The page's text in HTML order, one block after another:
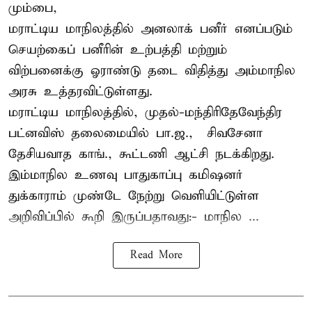
மும்பை,
மராட்டிய மாநிலத்தில் அனலாக் பனீர் எனப்படும்
செயற்கைப் பனீரின் உற்பத்தி மற்றும்
விற்பனைக்கு ஓராண்டு தடை விதித்து அம்மாநில
அரசு உத்தரவிட்டுள்ளது.
மராட்டிய மாநிலத்தில், முதல்-மந்திரிதேவேந்திர
பட்னவிஸ் தலைமையில் பா.ஜ., – சிவசேனா –
தேசியவாத காங்., கூட்டணி ஆட்சி நடக்கிறது.
இம்மாநில உணவு பாதுகாப்பு கமிஷனர்
துக்காராம் முண்டே நேற்று வெளியிட்டுள்ள
அறிவிப்பில் கூறி இருப்பதாவது:- மாநில ...
Read More